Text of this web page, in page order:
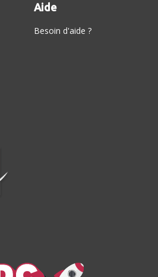
Aide
Besoin d'aide ?